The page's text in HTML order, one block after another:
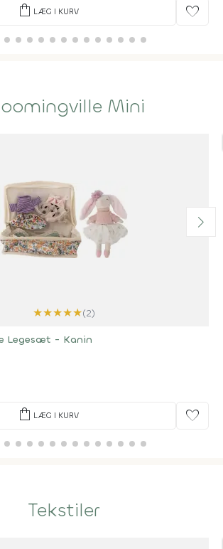
shopping_bag LÆG I KURV favorite
Mini
★★★★★(2)
Legesæt - Kanin
shopping_bag LÆG I KURV favorite
Tekstiler